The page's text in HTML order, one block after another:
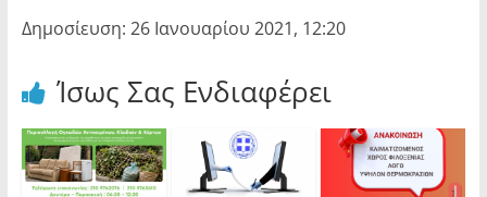
Δημοσίευση: 26 Ιανουαρίου 2021, 12:20
Ίσως Σας Ενδιαφέρει